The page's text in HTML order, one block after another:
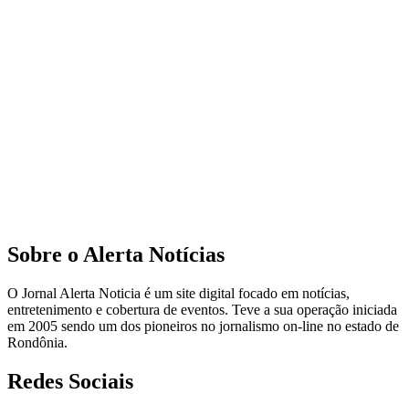
Sobre o Alerta Notícias
O Jornal Alerta Noticia é um site digital focado em notícias,
entretenimento e cobertura de eventos. Teve a sua operação iniciada
em 2005 sendo um dos pioneiros no jornalismo on-line no estado de
Rondônia.
Redes Sociais